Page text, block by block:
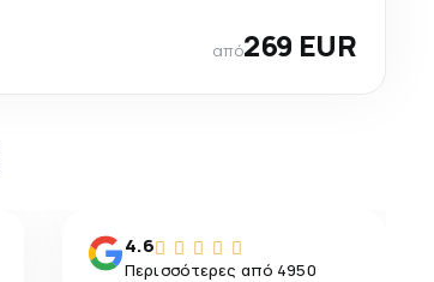
από269 EUR
4.6
Περισσότερες από 4950